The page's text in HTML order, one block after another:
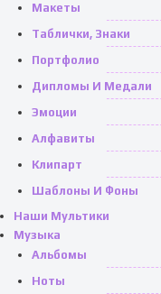
Макеты
Таблички, Знаки
Портфолио
Дипломы И Медали
Эмоции
Алфавиты
Клипарт
Шаблоны И Фоны
Наши Мультики
Музыка
Альбомы
Ноты